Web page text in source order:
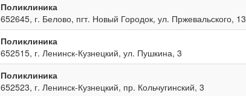
Поликлиника
652645, г. Белово, пгт. Новый Городок, ул. Пржевальского, 13
Поликлиника
652515, г. Ленинск-Кузнецкий, ул. Пушкина, 3
Поликлиника
652523, г. Ленинск-Кузнецкий, пр. Кольчугинский, 3